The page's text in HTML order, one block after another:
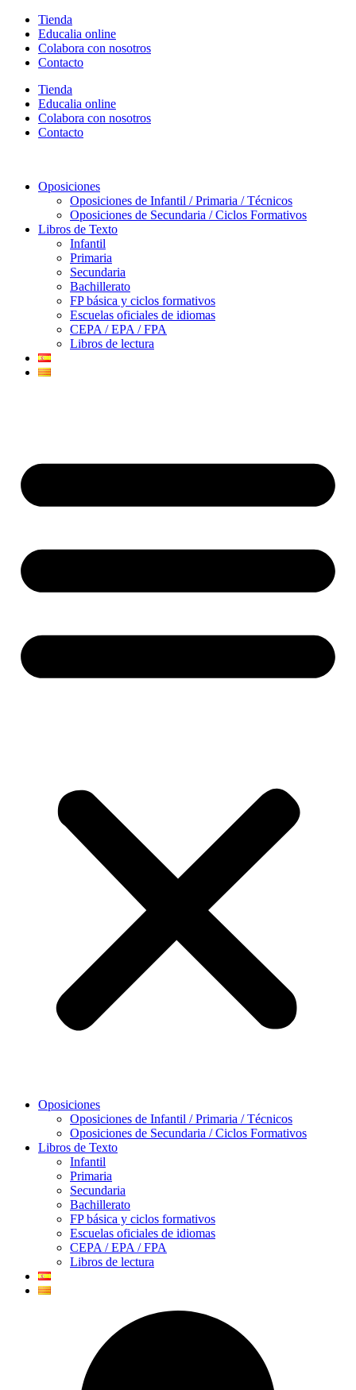
contenido
Tienda
Educalia online
Colabora con nosotros
Contacto
Tienda
Educalia online
Colabora con nosotros
Contacto
Oposiciones
Oposiciones de Infantil / Primaria / Técnicos
Oposiciones de Secundaria / Ciclos Formativos
Libros de Texto
Infantil
Primaria
Secundaria
Bachillerato
FP básica y ciclos formativos
Escuelas oficiales de idiomas
CEPA / EPA / FPA
Libros de lectura
Oposiciones
Oposiciones de Infantil / Primaria / Técnicos
Oposiciones de Secundaria / Ciclos Formativos
Libros de Texto
Infantil
Primaria
Secundaria
Bachillerato
FP básica y ciclos formativos
Escuelas oficiales de idiomas
CEPA / EPA / FPA
Libros de lectura